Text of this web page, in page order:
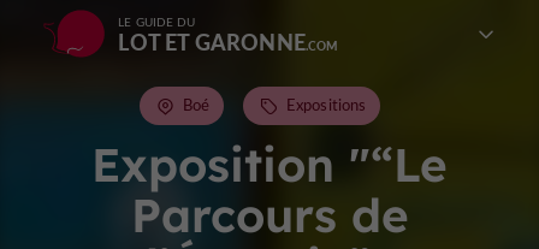
LE GUIDE DU
LOT ET GARONNE
Exposition "“Le
Parcours de
Boé Expositions